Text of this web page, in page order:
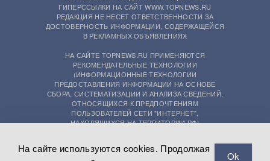
ГИПЕРССЫЛКИ НА САЙТ WWW.TOPNEWS.RU
РЕДАКЦИЯ НЕ НЕСЕТ ОТВЕТСТВЕННОСТИ ЗА
ДОСТОВЕРНОСТЬ ИНФОРМАЦИИ, СОДЕРЖАЩЕЙСЯ
В РЕКЛАМНЫХ ОБЪЯВЛЕНИЯХ
НА САЙТЕ TOPNEWS.RU ПРИМЕНЯЮТСЯ
РЕКОМЕНДАТЕЛЬНЫЕ ТЕХНОЛОГИИ
(ИНФОРМАЦИОННЫЕ ТЕХНОЛОГИИ
ПРЕДОСТАВЛЕНИЯ ИНФОРМАЦИИ НА ОСНОВЕ
СБОРА, СИСТЕМАТИЗАЦИИ И АНАЛИЗА СВЕДЕНИЙ,
ОТНОСЯЩИХСЯ К ПРЕДПОЧТЕНИЯМ
ПОЛЬЗОВАТЕЛЕЙ СЕТИ "ИНТЕРНЕТ",
НАХОДЯЩИХСЯ НА ТЕРРИТОРИИ РФ)
На сайте используются cookies. Продолжая
Ok